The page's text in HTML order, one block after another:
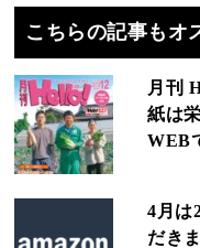
こちらの記事もオ
月刊
紙は
WEB
4月は
だき